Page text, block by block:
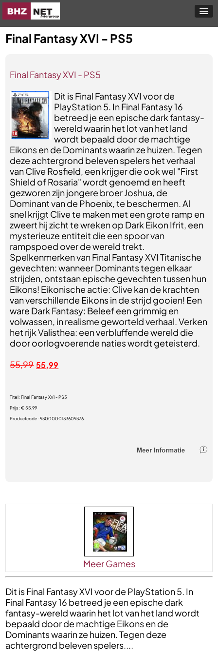
Final Fantasy XVI - PS5
Final Fantasy XVI - PS5
Dit is Final Fantasy XVI voor de
PlayStation 5. In Final Fantasy 16
betreed je een epische dark fantasy-
wereld waarin het lot van het land
wordt bepaald door de machtige
Eikons en de Dominants waarin ze huizen. Tegen
deze achtergrond beleven spelers het verhaal
van Clive Rosfield, een krijger die ook wel "First
Shield of Rosaria" wordt genoemd en heeft
gezworen zijn jongere broer Joshua, de
Dominant van de Phoenix, te beschermen. Al
snel krijgt Clive te maken met een grote ramp en
zweert hij zicht te wreken op Dark Eikon Ifrit, een
mysterieuze entiteit die een spoor van
rampspoed over de wereld trekt.
Spelkenmerken van Final Fantasy XVI Titanische
gevechten: wanneer Dominants tegen elkaar
strijden, ontstaan epische gevechten tussen hun
Eikons! Eikonische actie: Clive kan de krachten
van verschillende Eikons in de strijd gooien! Een
ware Dark Fantasy: Beleef een grimmig en
volwassen, in realisme geworteld verhaal. Verken
het rijk Valisthea: een verbluffende wereld die
door oorlogvoerende naties wordt geteisterd.
55,99 55,99
Titel:Final Fantasy XVI - PS5
Prijs:€ 55,99
Productcode:9300000133609376
Meer Games
Dit is Final Fantasy XVI voor de PlayStation 5. In
Final Fantasy 16 betreed je een epische dark
fantasy-wereld waarin het lot van het land wordt
bepaald door de machtige Eikons en de
Dominants waarin ze huizen. Tegen deze
achtergrond beleven spelers....